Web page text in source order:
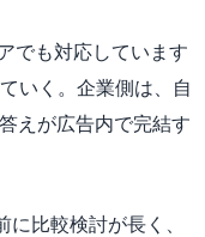
でも対応しています
いく。企業側は、自
えが広告内で完結す
比較検討が長く、